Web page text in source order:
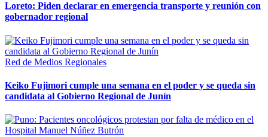
Loreto: Piden declarar en emergencia transporte y reunión con
gobernador regional
Red de Medios Regionales
Keiko Fujimori cumple una semana en el poder y se queda sin
candidata al Gobierno Regional de Junín